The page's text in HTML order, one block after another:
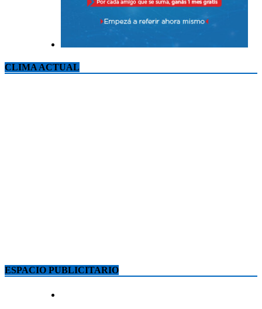
CLIMA ACTUAL
ESPACIO PUBLICITARIO